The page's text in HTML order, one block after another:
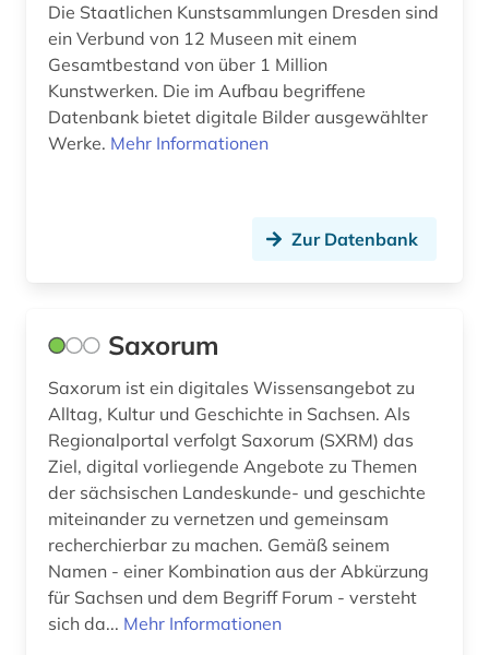
technikgeschichte (1)
theologie (1)
thesaurus (1)
verfassungsrecht (1)
verordnungen (1)
verwaltung (1)
verwaltungswissenschaft (5)
video (1)
vorschriften (1)
zeichnung (1)
Die Staatlichen Kunstsammlungen Dresden sind
ein Verbund von 12 Museen mit einem
Gesamtbestand von über 1 Million
Kunstwerken. Die im Aufbau begriffene
Datenbank bietet digitale Bilder ausgewählter
Werke. Mehr Informationen
Zur Datenbank
Saxorum
Saxorum ist ein digitales Wissensangebot zu
Alltag, Kultur und Geschichte in Sachsen. Als
Regionalportal verfolgt Saxorum (SXRM) das
Ziel, digital vorliegende Angebote zu Themen
der sächsischen Landeskunde- und geschichte
miteinander zu vernetzen und gemeinsam
recherchierbar zu machen. Gemäß seinem
Namen - einer Kombination aus der Abkürzung
für Sachsen und dem Begriff Forum - versteht
sich da... Mehr Informationen